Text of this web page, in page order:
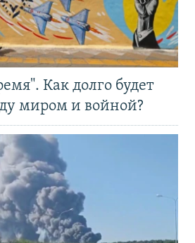
Как долго будет
миром и войной?